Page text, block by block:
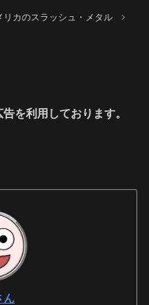
リカのスラッシュ・メタル
を利用しております。
ん